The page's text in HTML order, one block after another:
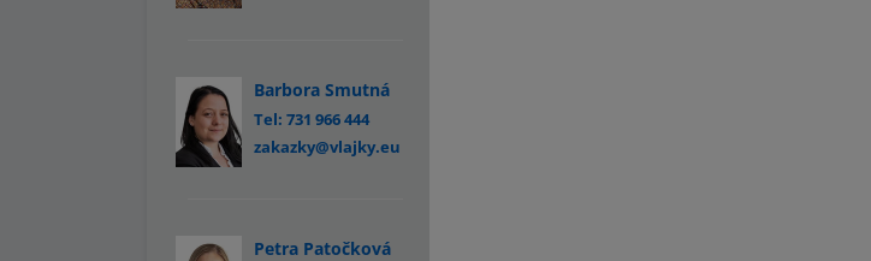
Barbora Smutná
Tel: 731 966 444
zakazky@vlajky.eu
Petra Patočková